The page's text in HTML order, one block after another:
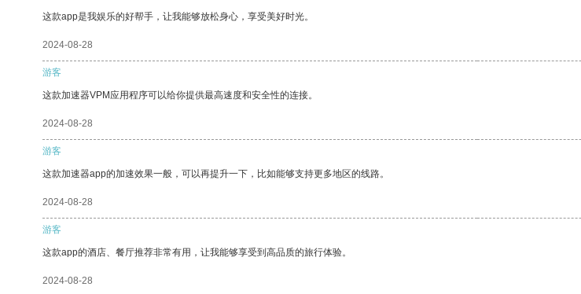
这款app是我娱乐的好帮手，让我能够放松身心，享受美好时光。
2024-08-28
游客
这款加速器VPM应用程序可以给你提供最高速度和安全性的连接。
2024-08-28
游客
这款加速器app的加速效果一般，可以再提升一下，比如能够支持更多地区的线路。
2024-08-28
游客
这款app的酒店、餐厅推荐非常有用，让我能够享受到高品质的旅行体验。
2024-08-28